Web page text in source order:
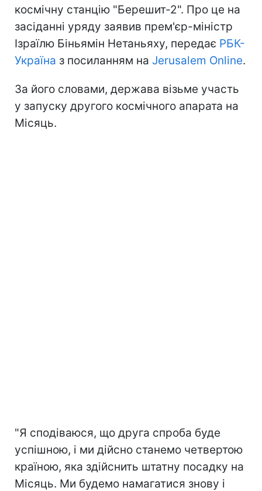
космічну станцію "Берешит-2". Про це на
засіданні уряду заявив прем'єр-міністр
Ізраїлю Біньямін Нетаньяху, передає РБК-
Україна з посиланням на Jerusalem Online.
За його словами, держава візьме участь
у запуску другого космічного апарата на
Місяць.
"Я сподіваюся, що друга спроба буде
успішною, і ми дійсно станемо четвертою
країною, яка здійснить штатну посадку на
Місяць. Ми будемо намагатися знову і